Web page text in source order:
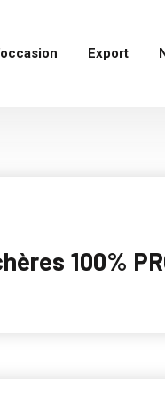
Export
100%